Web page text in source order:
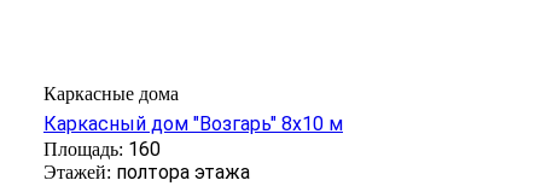
Каркасные дома
Каркасный дом "Возгарь" 8х10 м
160
полтора этажа